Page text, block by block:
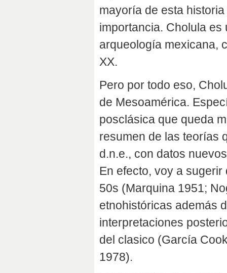
mayoría de esta
importancia. Cholula
arqueología mexicana,
XX.
Pero por todo eso,
de Mesoamérica.
posclásica que queda
resumen de las teorías
d.n.e., con datos
En efecto, voy a
50s (Marquina 1951;
etnohistóricas además
interpretaciones
del clasico (García
1978).